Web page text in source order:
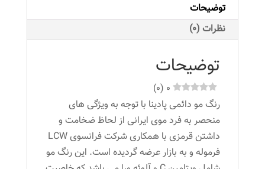
توضیحات
نظرات (0)
توضیحات
0
(
0
)
رنگ مو دائمی پادینا با توجه به ویژگی های
منحصر به فرد موی ایرانی از لحاظ ضخامت و
داشتن قرمزی با همکاری شرکت فرانسوی LCW
فرموله و به بازار عرضه گردیده است. این رنگ مو